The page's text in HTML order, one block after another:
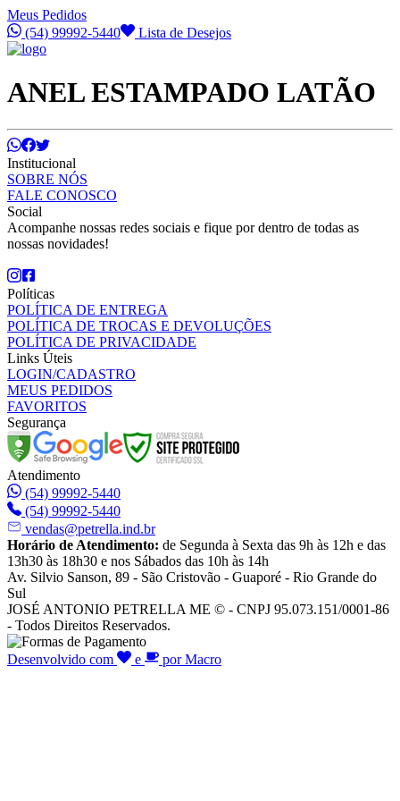
Meus Pedidos
(54) 99992-5440
Lista de Desejos
ANEL ESTAMPADO LATÃO
Institucional
SOBRE NÓS
FALE CONOSCO
Social
Acompanhe nossas redes sociais e fique por dentro de todas as
nossas novidades!
Políticas
POLÍTICA DE ENTREGA
POLÍTICA DE TROCAS E DEVOLUÇÕES
POLÍTICA DE PRIVACIDADE
Links Úteis
LOGIN/CADASTRO
MEUS PEDIDOS
FAVORITOS
Segurança
Atendimento
(54) 99992-5440
(54) 99992-5440
vendas@petrella.ind.br
Horário de Atendimento: de Segunda à Sexta das 9h às 12h e das
13h30 às 18h30 e nos Sábados das 10h às 14h
Av. Silvio Sanson, 89 - São Cristovão - Guaporé - Rio Grande do
Sul
JOSÉ ANTONIO PETRELLA ME © - CNPJ 95.073.151/0001-86
- Todos Direitos Reservados.
Desenvolvido com e por Macro